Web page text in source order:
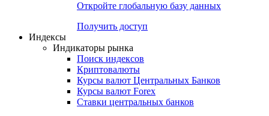
Откройте глобальную базу данных
Получить доступ
Индексы
Индикаторы рынка
Поиск индексов
Криптовалюты
Курсы валют Центральных Банков
Курсы валют Forex
Ставки центральных банков